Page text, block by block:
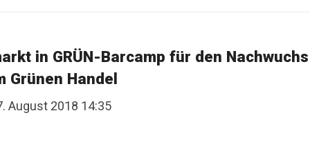
in GRÜN-Barcamp für den Nachwuchs
Grünen Handel
August 2018 14:35